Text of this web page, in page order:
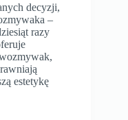
decyzji,
–
razy
estetykę